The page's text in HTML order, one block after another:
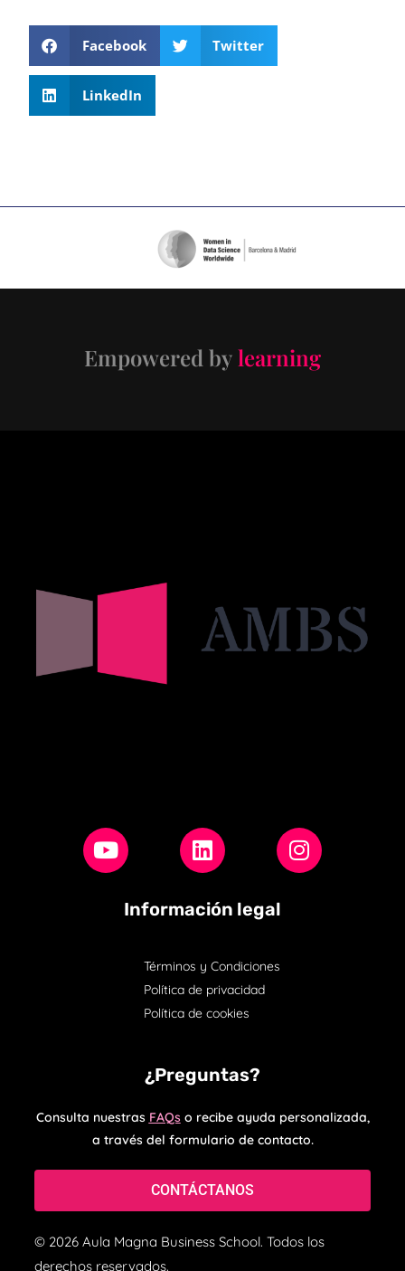
Facebook Twitter
LinkedIn
Empowered bylearning
Información legal
Términos y Condiciones
Política de privacidad
Política de cookies
¿Preguntas?
Consulta nuestras FAQs o recibe ayuda personalizada,
a través del formulario de contacto.
CONTÁCTANOS
© 2026 Aula Magna Business School. Todos los
derechos reservados.